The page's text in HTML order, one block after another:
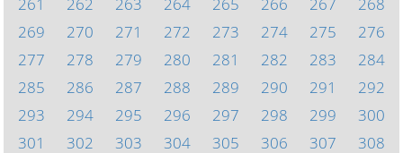
269
270 271 272 273 274 275
276
277
278 279 280 281 282 283
284
285
286 287 288 289 290 291
292
293
294 295 296 297 298 299
300
301
302 303 304 305 306 307
308